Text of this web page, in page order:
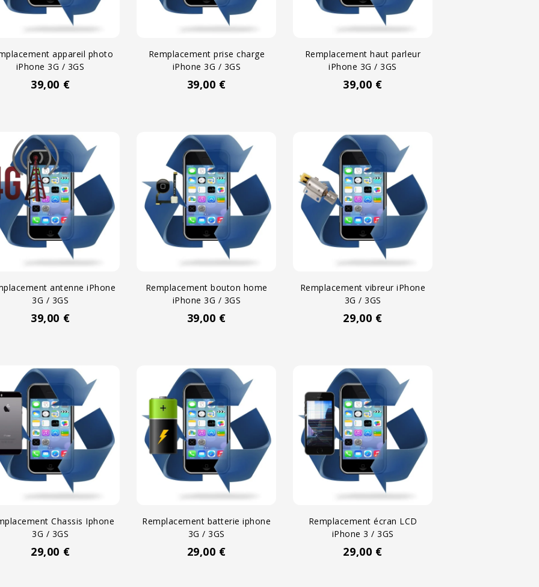
appareil photo
iPhone 3G / 3GS
39,00 €
Remplacement prise charge
iPhone 3G / 3GS
39,00 €
Remplacement haut parleur
iPhone 3G / 3GS
39,00 €
antenne iPhone
3G / 3GS
39,00 €
Remplacement bouton home
iPhone 3G / 3GS
39,00 €
Remplacement vibreur iPhone
3G / 3GS
29,00 €
Chassis Iphone
3G / 3GS
29,00 €
Remplacement batterie iphone
3G / 3GS
29,00 €
Remplacement écran LCD
iPhone 3 / 3GS
29,00 €